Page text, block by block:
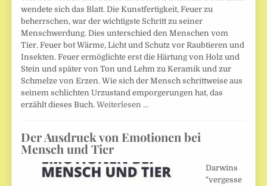
wendete sich das Blatt. Die Kunstfertigkeit, Feuer zu
beherrschen, war der wichtigste Schritt zu seiner
Menschwerdung. Dies unterschied den Menschen vom
Tier. Feuer bot Wärme, Licht und Schutz vor Raubtieren und
Insekten. Feuer ermöglichte erst die Härtung von Holz und
Stein und später von Ton und Lehm zu Keramik und zur
Schmelze von Erzen. Wie sich der Mensch schrittweise aus
seinem schlichten Urzustand emporgerungen hat, das
erzählt dieses Buch.Weiterlesen …
Der Ausdruck von Emotionen bei
Mensch und Tier
Darwins
"vergesse